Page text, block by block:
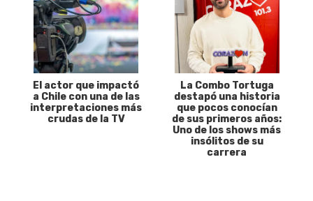
El actor que impactó
a Chile con una de las
interpretaciones más
crudas de la TV
La Combo Tortuga
destapó una historia
que pocos conocían
de sus primeros años:
Uno de los shows más
insólitos de su
carrera